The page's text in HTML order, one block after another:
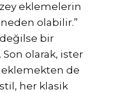
eklemelerin
olabilir.”
değilse bir
olarak, ister
de
her klasik